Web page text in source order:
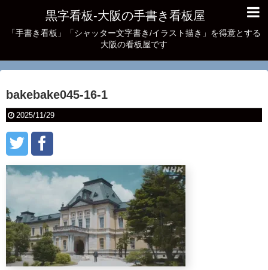
黒字看板‐大阪の手書き看板屋
「手書き看板」「シャッター文字書き/イラスト描き」を得意とする
大阪の看板屋です
bakebake045-16-1
2025/11/29